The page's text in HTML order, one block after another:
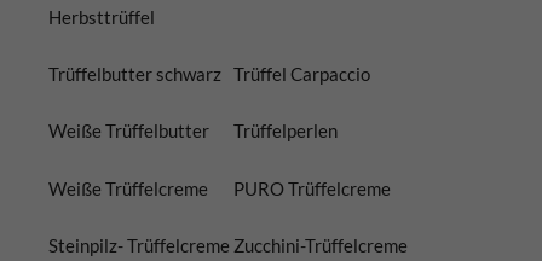
Herbsttrüffel
Trüffelbutter schwarz
Weiße Trüffelbutter
Weiße Trüffelcreme
Steinpilz- Trüffelcreme
Trüffel Carpaccio
Trüffelperlen
PURO Trüffelcreme
Zucchini-Trüffelcreme